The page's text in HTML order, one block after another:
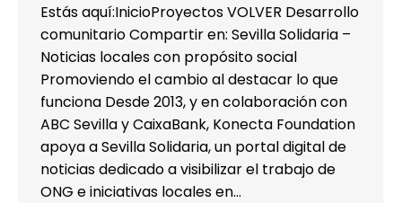
Estás aquí:InicioProyectos VOLVER Desarrollo
comunitario Compartir en: Sevilla Solidaria –
Noticias locales con propósito social
Promoviendo el cambio al destacar lo que
funciona Desde 2013, y en colaboración con
ABC Sevilla y CaixaBank, Konecta Foundation
apoya a Sevilla Solidaria, un portal digital de
noticias dedicado a visibilizar el trabajo de
ONG e iniciativas locales en…